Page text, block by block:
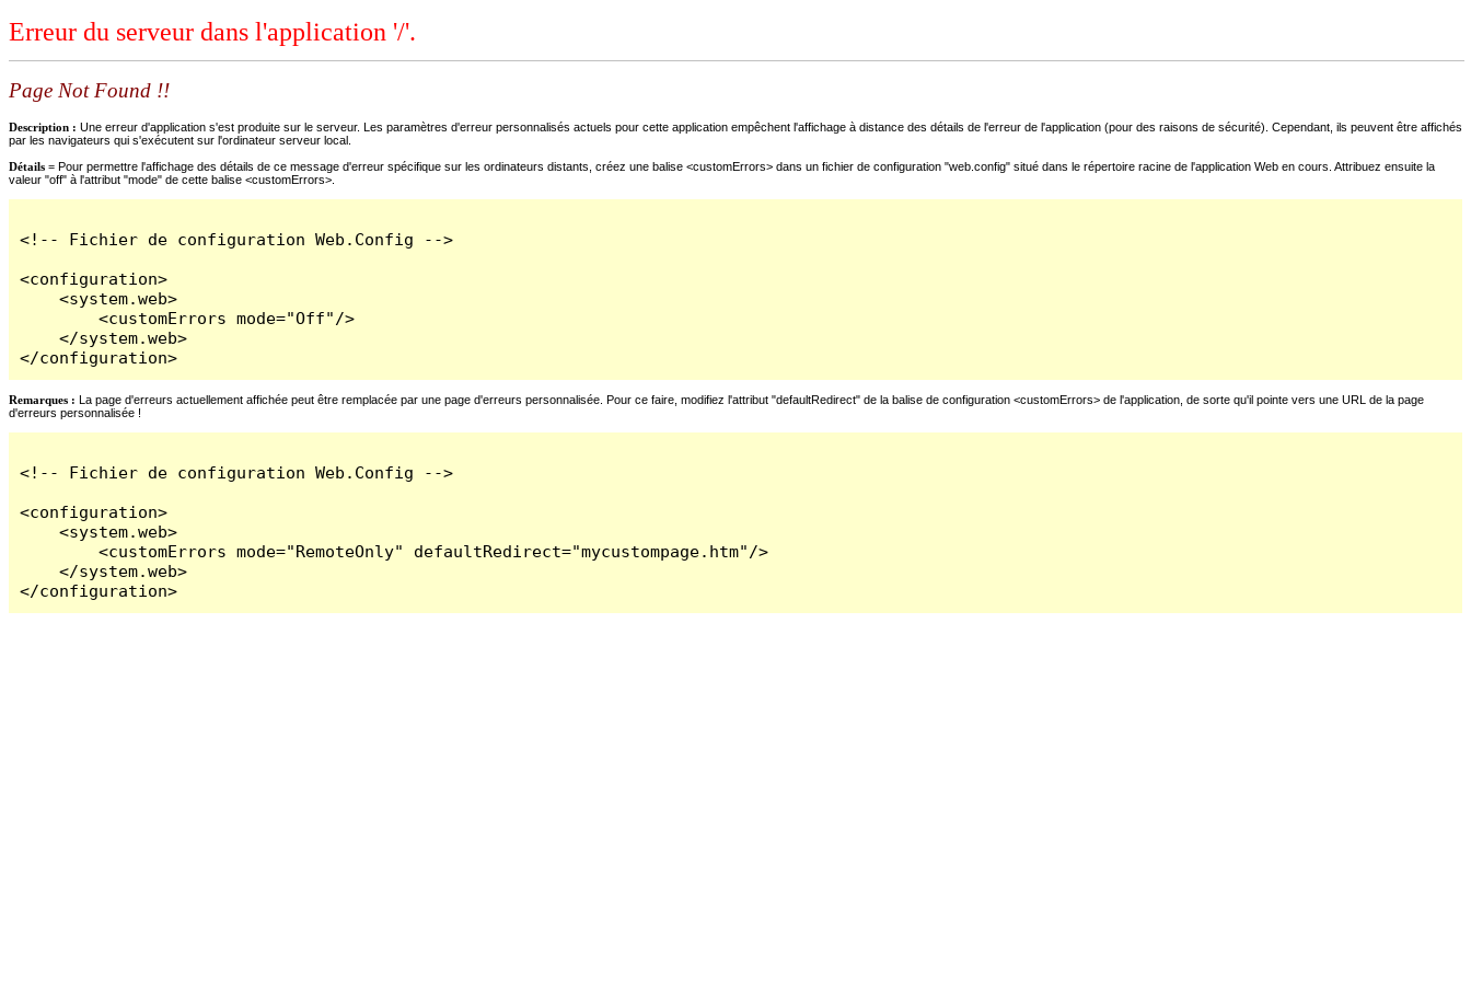
Erreur du serveur dans l'application '/'.
Page Not Found !!
Description : Une erreur d'application s'est produite sur le serveur. Les paramètres d'erreur personnalisés actuels pour cette application empêchent l'affichage à distance des détails de l'erreur de l'application (pour des raisons de sécurité). Cependant, ils peuvent être affichés
par les navigateurs qui s'exécutent sur l'ordinateur serveur local.
Détails = Pour permettre l'affichage des détails de ce message d'erreur spécifique sur les ordinateurs distants, créez une balise <customErrors> dans un fichier de configuration "web.config" situé dans le répertoire racine de l'application Web en cours. Attribuez ensuite la
valeur "off" à l'attribut "mode" de cette balise <customErrors>.
<!-- Fichier de configuration Web.Config -->
<configuration>
    <system.web>
        <customErrors mode="Off"/>
    </system.web>
</configuration>
Remarques : La page d'erreurs actuellement affichée peut être remplacée par une page d'erreurs personnalisée. Pour ce faire, modifiez l'attribut "defaultRedirect" de la balise de configuration <customErrors> de l'application, de sorte qu'il pointe vers une URL de la page
d'erreurs personnalisée !
<!-- Fichier de configuration Web.Config -->
<configuration>
    <system.web>
        <customErrors mode="RemoteOnly" defaultRedirect="mycustompage.htm"/>
    </system.web>
</configuration>